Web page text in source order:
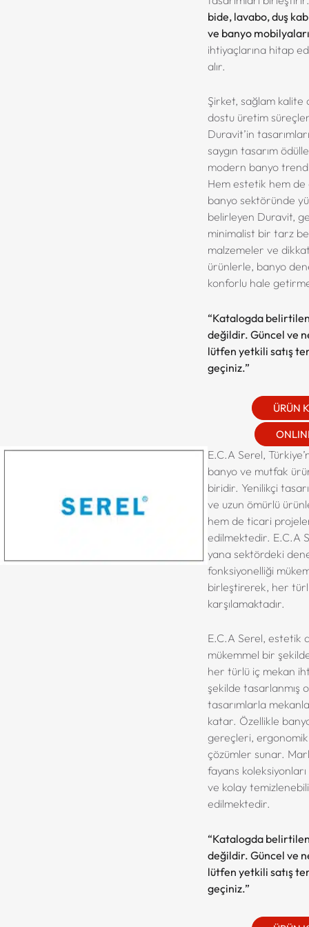
bide, lavabo, duş
ve banyo mobilyaları
ihtiyaçlarına hitap
alır.
Şirket, sağlam kalite
dostu üretim
Duravit’in
saygın tasarım
modern banyo
Hem estetik hem de
banyo sektöründe
belirleyen Duravit,
minimalist bir tarz
malzemeler ve
ürünlerle, banyo
konforlu hale
“Katalogda
değildir. Güncel ve
lütfen yetkili satış
geçiniz.”
ÜRÜN
E.C.A Serel,
banyo ve mutfak
biridir. Yenilikçi
ve uzun ömürlü
hem de ticari
edilmektedir. E.C.A
yana sektördeki
fonksiyonelliği
birleştirerek, her
karşılamaktadır.
E.C.A Serel, estetik
mükemmel bir
her türlü iç mekan
şekilde tasarlanmış
tasarımlarla
katar. Özellikle
gereçleri,
çözümler sunar.
fayans koleksiyonları
ve kolay
edilmektedir.
“Katalogda
değildir. Güncel ve
lütfen yetkili satış
geçiniz.”